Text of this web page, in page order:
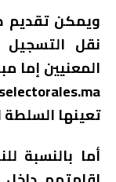
ويمكن تقديم
نقل التسجيل
المعنيين إما
تعينها السلطة
أما بالنسبة